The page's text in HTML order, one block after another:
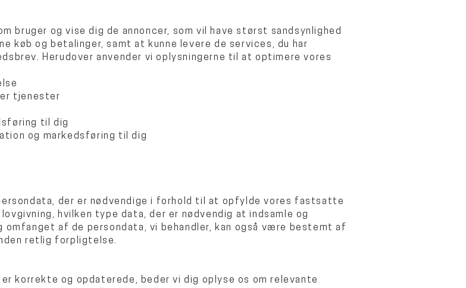
bruger og vise dig de annoncer, som vil have størst sandsynlighed
og betalinger, samt at kunne levere de services, du har
Herudover anvender vi oplysningerne til at optimere vores
tjenester
til dig
og markedsføring til dig
der er nødvendige i forhold til at opfylde vores fastsatte
hvilken type data, der er nødvendig at indsamle og
af de persondata, vi behandler, kan også være bestemt af
retlig forpligtelse.
korrekte og opdaterede, beder vi dig oplyse os om relevante